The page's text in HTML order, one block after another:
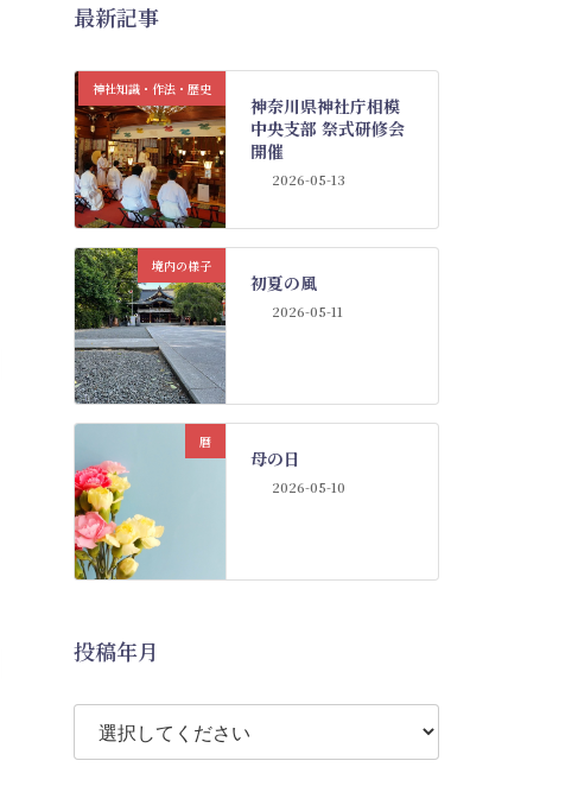
最新記事
神社知識・作法・歴史
神奈川県神社庁相模
中央支部 祭式研修会
開催
2026-05-13
境内の様子
初夏の風
2026-05-11
暦
母の日
2026-05-10
投稿年月